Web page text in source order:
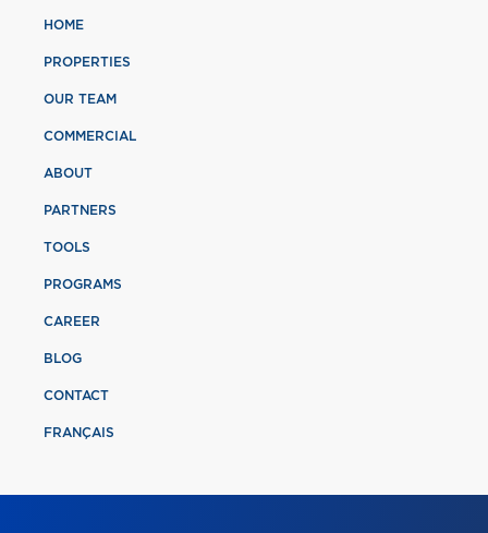
HOME
PROPERTIES
OUR TEAM
COMMERCIAL
ABOUT
PARTNERS
TOOLS
PROGRAMS
CAREER
BLOG
CONTACT
FRANÇAIS